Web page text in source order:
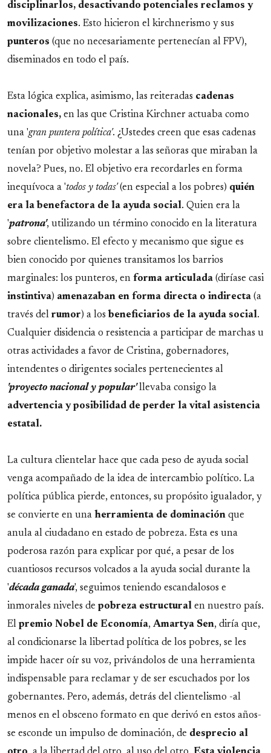
disciplinarlos, desactivando potenciales reclamos y
movilizaciones. Esto hicieron el kirchnerismo y sus
punteros (que no necesariamente pertenecían al FPV),
diseminados en todo el país.
Esta lógica explica, asimismo, las reiteradas cadenas
nacionales, en las que Cristina Kirchner actuaba como
una 'gran puntera política'. ¿Ustedes creen que esas cadenas
tenían por objetivo molestar a las señoras que miraban la
novela? Pues, no. El objetivo era recordarles en forma
inequívoca a 'todos y todas'(en especial a los pobres) quién
era la benefactora de la ayuda social. Quien era la
'patrona', utilizando un término conocido en la literatura
sobre clientelismo. El efecto y mecanismo que sigue es
bien conocido por quienes transitamos los barrios
marginales: los punteros, en forma articulada (diríase casi
instintiva) amenazaban en forma directa o indirecta (a
través del rumor) a los beneficiarios de la ayuda social.
Cualquier disidencia o resistencia a participar de marchas u
otras actividades a favor de Cristina, gobernadores,
intendentes o dirigentes sociales pertenecientes al
'proyecto nacional y popular'llevaba consigo la
advertencia y posibilidad de perder la vital asistencia
estatal.
La cultura clientelar hace que cada peso de ayuda social
venga acompañado de la idea de intercambio político. La
política pública pierde, entonces, su propósito igualador, y
se convierte en una herramienta de dominación que
anula al ciudadano en estado de pobreza. Esta es una
poderosa razón para explicar por qué, a pesar de los
cuantiosos recursos volcados a la ayuda social durante la
'década ganada', seguimos teniendo escandalosos e
inmorales niveles de pobreza estructural en nuestro país.
El premio Nobel de Economía, Amartya Sen, diría que,
al condicionarse la libertad política de los pobres, se les
impide hacer oír su voz, privándolos de una herramienta
indispensable para reclamar y de ser escuchados por los
gobernantes. Pero, además, detrás del clientelismo -al
menos en el obsceno formato en que derivó en estos años-
se esconde un impulso de dominación, de desprecio al